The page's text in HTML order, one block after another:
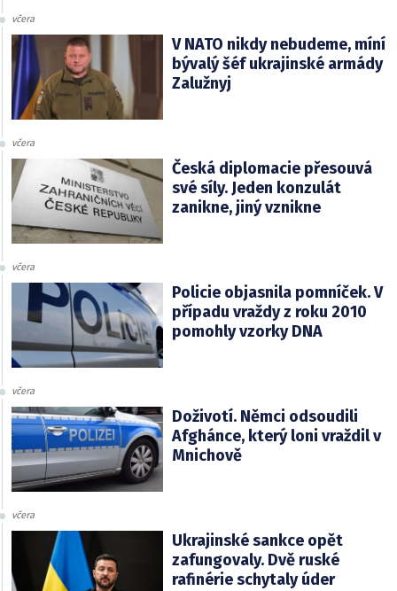
včera
V NATO nikdy nebudeme, míní
bývalý šéf ukrajinské armády
Zalužnyj
včera
Česká diplomacie přesouvá
své síly. Jeden konzulát
zanikne, jiný vznikne
včera
Policie objasnila pomníček. V
případu vraždy z roku 2010
pomohly vzorky DNA
včera
Doživotí. Němci odsoudili
Afghánce, který loni vraždil v
Mnichově
včera
Ukrajinské sankce opět
zafungovaly. Dvě ruské
rafinérie schytaly úder